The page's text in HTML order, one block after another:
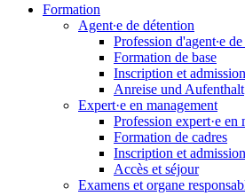
Formation
Agent∙e de détention
Profession d'agent∙e
Formation de base
Inscription et admission
Anreise und Aufenthalt
Expert·e en management
Profession expert·e en
Formation de cadres
Inscription et admission
Accès et séjour
Examens et organe